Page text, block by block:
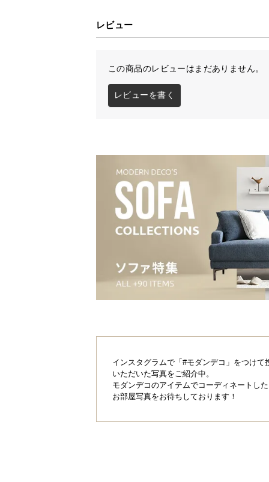
レビュー
この商品のレビューはまだありません。
レビューを書く
インスタグラムで「#モダンデコ」をつけて
いただいた写真をご紹介中。
モダンデコのアイテムでコーディネートし
お部屋写真をお待ちしております！